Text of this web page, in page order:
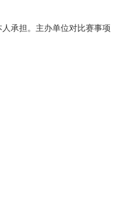
承担。主办单位对比赛事项